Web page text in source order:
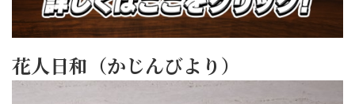
花人日和（かじんびより）